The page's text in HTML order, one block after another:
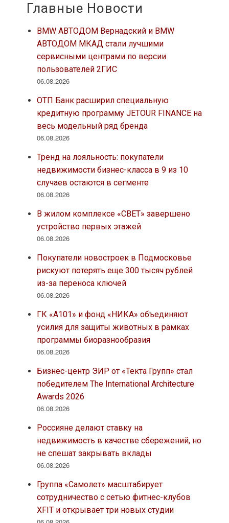
Главные Новости
BMW АВТОДОМ Вернадский и BMW
АВТОДОМ МКАД стали лучшими
сервисными центрами по версии
пользователей 2ГИС
06.08.2026
ОТП Банк расширил специальную
кредитную программу JETOUR FINANCE на
весь модельный ряд бренда
06.08.2026
Тренд на лояльность: покупатели
недвижимости бизнес-класса в 9 из 10
случаев остаются в сегменте
06.08.2026
В жилом комплексе «СВЕТ» завершено
устройство первых этажей
06.08.2026
Покупатели новостроек в Подмосковье
рискуют потерять еще 300 тысяч рублей
из-за переноса ключей
06.08.2026
ГК «А101» и фонд «НИКА» объединяют
усилия для защиты животных в рамках
программы биоразнообразия
06.08.2026
Бизнес-центр ЭИР от «Текта Групп» стал
победителем The International Architecture
Awards 2026
06.08.2026
Россияне делают ставку на
недвижимость в качестве сбережений, но
не спешат закрывать вклады
06.08.2026
Группа «Самолет» масштабирует
сотрудничество с сетью фитнес-клубов
XFIT и открывает три новых студии